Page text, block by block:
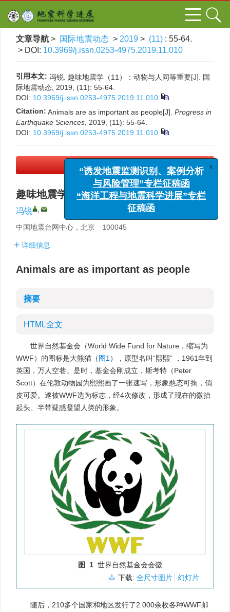
文章导航 > 国际地震动态 > 2019 > (11) : 55-64.
> DOI: 10.3969/j.issn.0253-4975.2019.11.010
引用本文: 冯锐. 趣味地震学（11）：动物与人同等重要[J]. 国
际地震动态, 2019, (11): 55-64.
DOI: 10.3969/j.issn.0253-4975.2019.11.010
Citation: Animals are as important as people[J]. Progress in
Earthquake Sciences , 2019, (11): 55-64.
DOI: 10.3969/j.issn.0253-4975.2019.11.010
PDF下载(1707 KB)
趣味地震学（11）：动物与人同等重要
冯锐 ,
中国地震台网中心，北京 100045
详细信息
Animals are as important as people
摘要
HTML全文
世界自然基金会（World Wide Fund for Nature，缩写为
WWF）的图标是大熊猫（图1 ），原型名叫“熙熙” ，1961年到
英国，万人空巷。是时，基金会刚成立，斯考特（Peter
Scott）在伦敦动物园为熙熙画了一张速写，形象憨态可掬，俏
皮可爱。遂被WWF选为标志，经4次修改，形成了现在的微抬
起头、半带疑惑凝望人类的形象。
图 1 世界自然基金会会徽
下载: 全尺寸图片 幻灯片
随后，210多个国家和地区发行了2 000余枚各种WWF邮
x
与风险管理”专栏征稿函
“海洋工程与地震科学进展”专栏
征稿函